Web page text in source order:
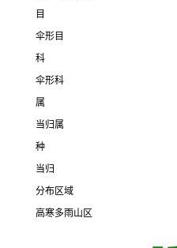
目
伞形目
科
伞形科
属
当归属
种
当归
分布区域
高寒多雨山区